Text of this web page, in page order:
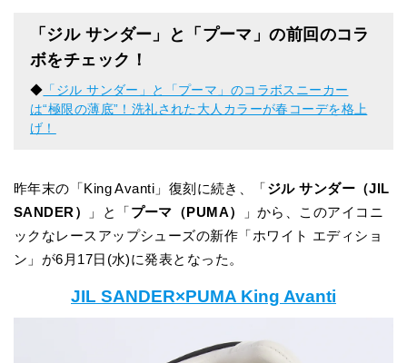
「ジル サンダー」と「プーマ」の前回のコラ
ボをチェック！
◆ 「ジル サンダー」と「プーマ」のコラボスニーカー
は“極限の薄底”！洗礼された大人カラーが春コーデを格上
げ！
昨年末の「King Avanti」復刻に続き、「ジル サンダー（JIL
SANDER）
」と「プーマ（PUMA）
」から、このアイコニ
ックなレースアップシューズの新作「ホワイト エディショ
ン」が6月17日(水)に発表となった。
JIL SANDER×PUMA King Avanti